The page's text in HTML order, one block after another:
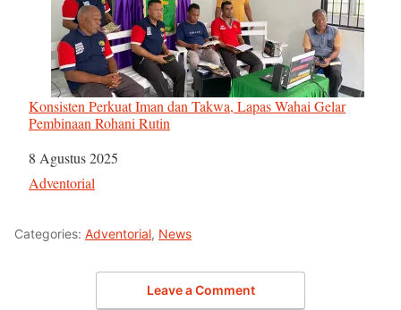
Konsisten Perkuat Iman dan Takwa, Lapas Wahai Gelar
Pembinaan Rohani Rutin
Tanggal
8 Agustus 2025
Sehubungan dengan
Adventorial
Categories: Adventorial, News
Leave a Comment